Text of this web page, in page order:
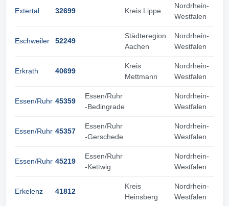
Extertal 32699 Kreis Lippe
Nordrhein-
Westfalen
Eschweiler 52249
Städteregion
Aachen
Nordrhein-
Westfalen
Erkrath 40699
Kreis
Mettmann
Nordrhein-
Westfalen
Essen/Ruhr 45359
Essen/Ruhr
-Bedingrade
Nordrhein-
Westfalen
Essen/Ruhr 45357
Essen/Ruhr
-Gerschede
Nordrhein-
Westfalen
Essen/Ruhr 45219
Essen/Ruhr
-Kettwig
Nordrhein-
Westfalen
Erkelenz 41812
Kreis
Heinsberg
Nordrhein-
Westfalen